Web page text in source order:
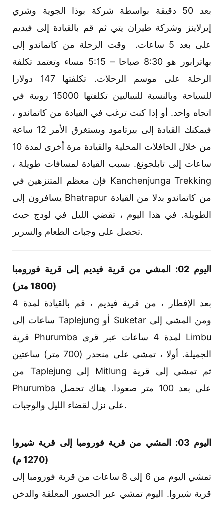
بعد 50 دقيقة بواسطة شركة بوذا الجوية وشري
إيرلاينز وشركة طيران يتي ثم قم بالقيادة إلى فيديم
على بعد 5 ساعات. وقت الرحلة من كاتماندو إلى
بهاترابور هو 8:30 صباحا – 5:15 مساء وتعتمد تكلفة
الرحلة على موسم الرحلات. تكلفتها 147 دولارا
للسياحة وبالنسبة للنيباليين تكلفتها 15000 روبية في
اتجاه واحد. أو إذا كنت ترغب في القيادة من كاتماندو ،
فيمكنك القيادة إلى بيرتامود ويستغرق الأمر 12 ساعة
من خلال الحافلات المحلية والقيادة مرة أخرى لمدة 10
ساعات إلى تابلجونغ. بسبب القيادة لمسافات طويلة ،
فإن معظم المتنزهين في Kanchenjunga Trekking
يسافرون إلى Bhatrapur من كاتماندو بدلا من القيادة
الطويلة. في هذا اليوم ، تقضي الليل في لودج حيث
تحصل على وجبات الطعام والسرير.
اليوم 02: المشي من قرية فيديم إلى قرية فورومبا
(1800 متر)
بعد الإفطار ، من قرية فيديم ، قم بالقيادة لمدة 4
ساعات إلى Taplejung أو Suketar ومن المشي إلى
قرية Phurumba لمدة 4 ساعات عبر قرى Limbu
الجميلة. أولا ، تمشي على منحدر (700 متر) ساعتين
من Taplejung إلى Mitlung ثم تمشي إلى قرية
Phurumba على بعد 100 متر صعودا. هناك تحصل
على نزل لقضاء الليل والوجبات.
اليوم 03: المشي من قرية فورومبا إلى قرية شيروا
(1270 م)
تمشي اليوم من 6 إلى 8 ساعات من قرية فورومبا إلى
قرية شيروا. اليوم تمشي عبر الجسور المعلقة والدخن